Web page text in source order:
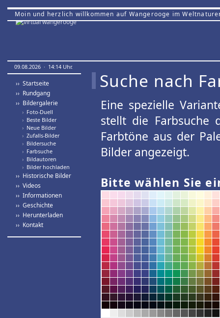
Moin und herzlich willkommen auf Wangerooge im
09.08.2026 · 14:14 Uhr.
›› Startseite
›› Rundgang
›› Bildergalerie
› Foto-Duell
› Beste Bilder
› Neue Bilder
› Zufalls-Bilder
› Bildersuche
› Farbsuche
› Bildautoren
› Bilder hochladen
›› Historische Bilder
›› Videos
›› Informationen
›› Geschichte
›› Herunterladen
›› Kontakt
Suche nach
Eine spezielle
stellt die Farbsuche
Farbtöne aus der
Bilder angezeigt.
Bitte wählen Sie